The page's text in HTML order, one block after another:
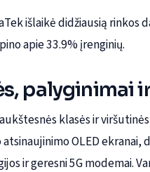
išlaikė didžiausią rinkos
apie 33.9% įrenginių.
palyginimai
klasės ir
OLED ekranai,
ir geresni 5G modemai.